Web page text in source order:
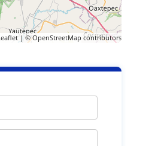
| ©OpenStreetMap contributors